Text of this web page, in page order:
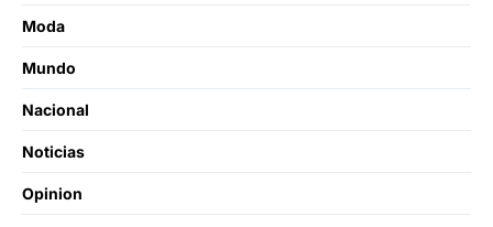
Moda
Mundo
Nacional
Noticias
Opinion